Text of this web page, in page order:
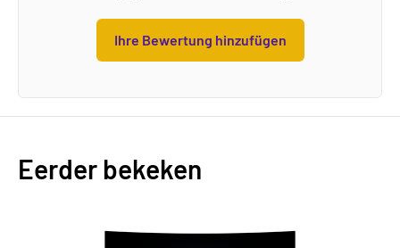
Ihre Bewertung hinzufügen
Eerder bekeken